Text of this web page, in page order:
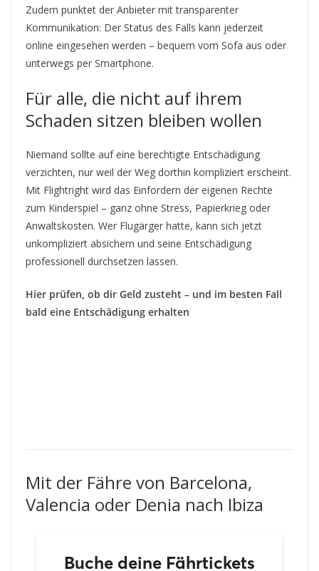
Zudem punktet der Anbieter mit transparenter
Kommunikation: Der Status des Falls kann jederzeit
online eingesehen werden – bequem vom Sofa aus oder
unterwegs per Smartphone.
Für alle, die nicht auf ihrem
Schaden sitzen bleiben wollen
Niemand sollte auf eine berechtigte Entschädigung
verzichten, nur weil der Weg dorthin kompliziert erscheint.
Mit Flightright wird das Einfordern der eigenen Rechte
zum Kinderspiel – ganz ohne Stress, Papierkrieg oder
Anwaltskosten. Wer Flugärger hatte, kann sich jetzt
unkompliziert absichern und seine Entschädigung
professionell durchsetzen lassen.
Hier prüfen, ob dir Geld zusteht – und im besten Fall
bald eine Entschädigung erhalten
Mit der Fähre von Barcelona,
Valencia oder Denia nach Ibiza